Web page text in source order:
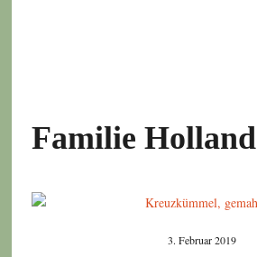
Familie Holland
3. Februar 2019